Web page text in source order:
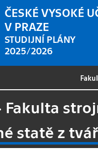
ČESKÉ VYSOKÉ
V PRAZE
STUDIJNÍ PLÁNY
2025/2026
Fakulta
statě z